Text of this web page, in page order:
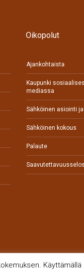
Oikopolut
Ajankohtaista
Kaupunki
mediassa
Sähköinen asiointi
Sähköinen kokous
Palaute